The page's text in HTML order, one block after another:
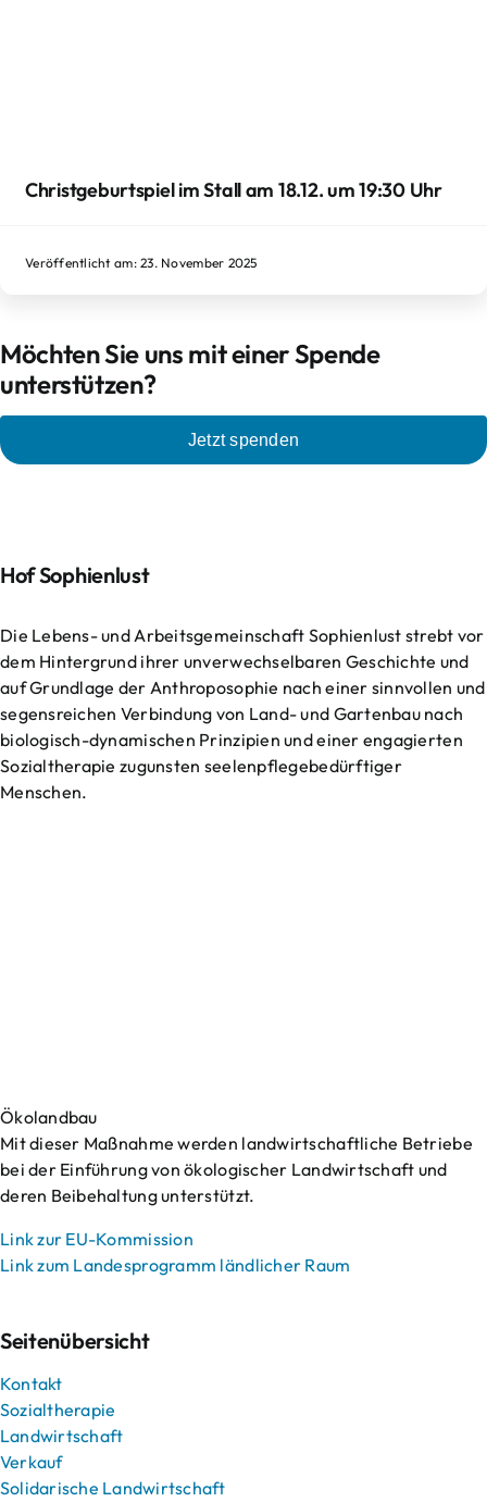
Christgeburtspiel im Stall am 18.12. um 19:30 Uhr
Veröffentlicht am: 23. November 2025
Möchten Sie uns mit einer Spende
unterstützen?
Jetzt spenden
Hof Sophienlust
Die Lebens- und Arbeitsgemeinschaft Sophienlust strebt vor
dem Hintergrund ihrer unverwechselbaren Geschichte und
auf Grundlage der Anthroposophie nach einer sinnvollen und
segensreichen Verbindung von Land- und Gartenbau nach
biologisch-dynamischen Prinzipien und einer engagierten
Sozialtherapie zugunsten seelenpflegebedürftiger
Menschen.
Ökolandbau
Mit dieser Maßnahme werden landwirtschaftliche Betriebe
bei der Einführung von ökologischer Landwirtschaft und
deren Beibehaltung unterstützt.
Link zur EU-Kommission
Link zum Landesprogramm ländlicher Raum
Seitenübersicht
Kontakt
Sozialtherapie
Landwirtschaft
Verkauf
Solidarische Landwirtschaft